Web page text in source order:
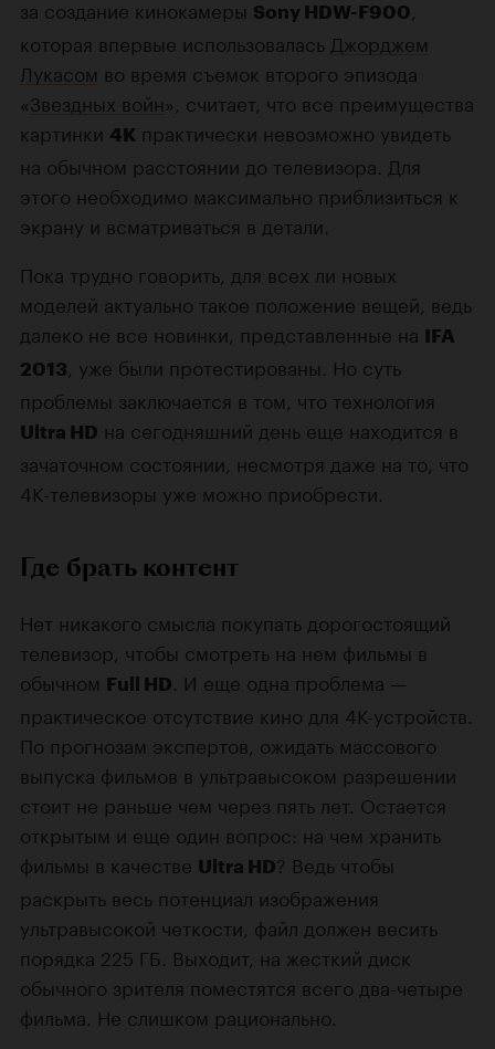
за создание кинокамеры Sony HDW-F900
которая впервые использовалась Джорджем
Лукасом во время съемок второго эпизода
«Звездных войн», считает, что все преимущества
картинки 4К практически невозможно увидеть
на обычном расстоянии до телевизора. Для
этого необходимо максимально приблизиться к
экрану и всматриваться в детали.
Пока трудно говорить, для всех ли новых
моделей актуально такое положение вещей, ведь
далеко не все новинки, представленные на IFA
2013 , уже были протестированы. Но суть
проблемы заключается в том, что технология
Ultra HD на сегодняшний день еще находится в
зачаточном состоянии, несмотря даже на то, что
4K-телевизоры уже можно приобрести.
Где брать контент
Нет никакого смысла покупать дорогостоящий
телевизор, чтобы смотреть на нем фильмы в
обычном Full HD
. И еще одна проблема —
практическое отсутствие кино для 4К-устройств.
По прогнозам экспертов, ожидать массового
выпуска фильмов в ультравысоком разрешении
стоит не раньше чем через пять лет. Остается
открытым и еще один вопрос: на чем хранить
фильмы в качестве Ultra HD? Ведь чтобы
раскрыть весь потенциал изображения
ультравысокой четкости, файл должен весить
порядка 225 ГБ. Выходит, на жесткий диск
обычного зрителя поместятся всего два-четыре
фильма. Не слишком рационально.